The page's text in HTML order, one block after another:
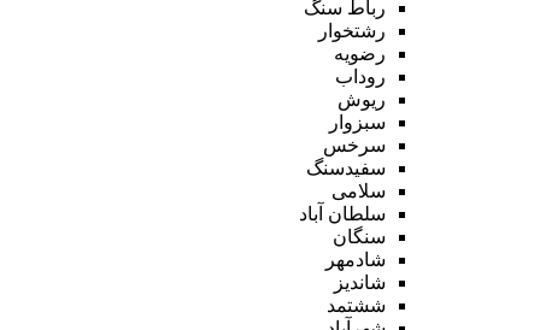
رباط سنگ
رشتخوار
رضویه
روداب
ریوش
سبزوار
سرخس
سفیدسنگ
سلامی
سلطان آباد
سنگان
شادمهر
شاندیز
ششتمد